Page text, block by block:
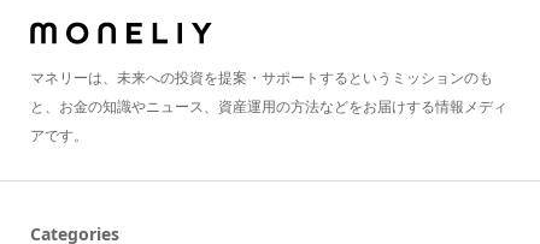
マネリーは、未来への投資を提案・サポートするというミッションのも
と、お金の知識やニュース、資産運用の方法などをお届けする情報メディ
アです。
Categories